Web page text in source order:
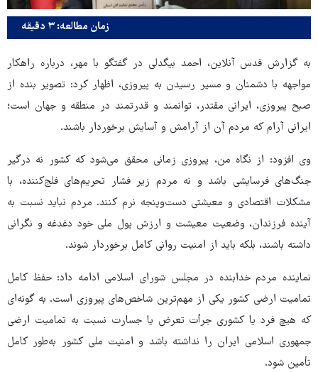
زمان مطالعه: ۳ دقیقه
به گزارش قدس آنلاین، احمد بیگدلی در گفتگو با مهر، درباره راهکار
مواجهه با دشمنان و مسیر رسیدن به پیروزی، اظهار کرد: تصویر بنده از
صبح پیروزی، ایرانی مقتدر، توانمند و قدرتمند در منطقه و جهان است؛
ایرانی آرام که مردم آن از آرامش و آسایش برخوردار باشند.
وی افزود: از نگاه من، پیروزی زمانی محقق می‌شود که کشور نه درگیر
جنگ‌های فرسایشی باشد و نه مردم زیر فشار تحریم‌های فلج‌کننده، با
مشکلات اقتصادی و معیشتی دست‌وپنجه نرم کنند. مردم نباید نسبت به
آینده فرزندان، وضعیت معیشت و ارزش پول ملی خود دغدغه و نگرانی
داشته باشند، بلکه باید از امنیت روانی کامل برخوردار شوند.
نماینده مردم خدابنده در مجلس شورای اسلامی ادامه داد: حفظ کامل
تمامیت ارضی کشور یکی از مهم‌ترین شاخص‌های پیروزی است. به گونه‌ای
که هیچ فرد یا کشوری جرأت تعرض یا جسارت نسبت به تمامیت ارضی
جمهوری اسلامی ایران را نداشته باشد و امنیت ملی کشور به‌طور کامل
تأمین شود.